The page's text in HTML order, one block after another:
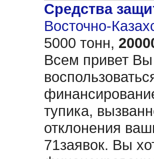
Средства
Восточно-
5000 тонн,
Всем привет Вы
тупика,
отклонения
71заявок. Вы